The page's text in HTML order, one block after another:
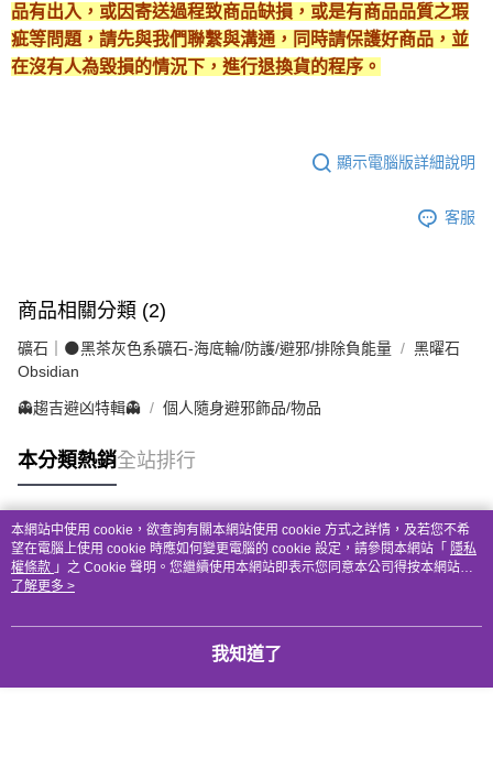
品有出入，或因寄送過程致商品缺損，或是有商品品質之瑕
疵等問題，請先與我們聯繫與溝通，同時請保護好商品，並
在沒有人為毀損的情況下，進行退換貨的程序。
顯示電腦版詳細說明
客服
商品相關分類 (2)
礦石｜🌑黑茶灰色系礦石-海底輪/防護/避邪/排除負能量
黑曜石
Obsidian
👻趨吉避凶特輯👻 個人隨身避邪飾品/物品
本分類熱銷全站排行
熱門標籤
本網站中使用 cookie，欲查詢有關本網站使用 cookie 方式之詳情，及若您不希
望在電腦上使用 cookie 時應如何變更電腦的 cookie 設定，請參閱本網站「 隱私
權條款 」之 Cookie 聲明。您繼續使用本網站即表示您同意本公司得按本網站使
用條款之 Cookie 聲明使用 cookie。
了解更多 >
我知道了